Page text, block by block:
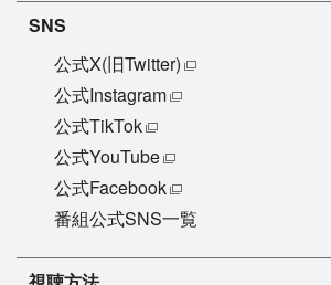
SNS
公式X(旧Twitter)
公式Instagram
公式TikTok
公式YouTube
公式Facebook
番組公式SNS一覧